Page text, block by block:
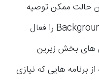
حالت ممکن توصیه
می‌کنیم گزینه Background App Refresh را فعال
های بخش زیرین
برنامه هایی که نیازی